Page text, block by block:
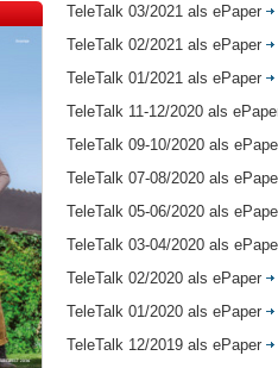
TeleTalk 03/2021 als ePaper
TeleTalk 02/2021 als ePaper
TeleTalk 01/2021 als ePaper
TeleTalk 11-12/2020 als
TeleTalk 09-10/2020 als
TeleTalk 07-08/2020 als
TeleTalk 05-06/2020 als
TeleTalk 03-04/2020 als
TeleTalk 02/2020 als ePaper
TeleTalk 01/2020 als ePaper
TeleTalk 12/2019 als ePaper